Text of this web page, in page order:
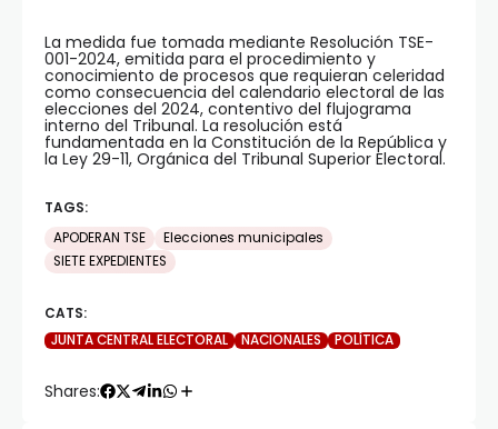
La medida fue tomada mediante Resolución TSE-
001-2024, emitida para el procedimiento y
conocimiento de procesos que requieran celeridad
como consecuencia del calendario electoral de las
elecciones del 2024, contentivo del flujograma
interno del Tribunal. La resolución está
fundamentada en la Constitución de la República y
la Ley 29-11, Orgánica del Tribunal Superior Electoral.
TAGS:
APODERAN TSE
Elecciones municipales
SIETE EXPEDIENTES
CATS:
JUNTA CENTRAL ELECTORAL
NACIONALES POLÍTICA
Shares: